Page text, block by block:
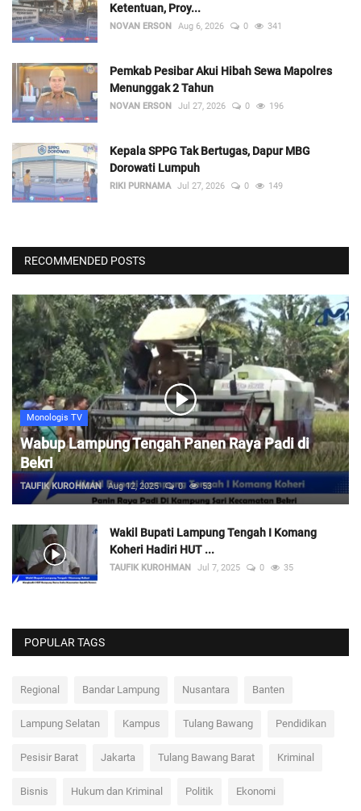
Ketentuan, Proy...
NOVAN ERSON Aug 6, 2026 0 341
Pemkab Pesibar Akui Hibah Sewa Mapolres
Menunggak 2 Tahun
NOVAN ERSON Jul 27, 2026 0 196
Kepala SPPG Tak Bertugas, Dapur MBG
Dorowati Lumpuh
RIKI PURNAMA Jul 27, 2026 0 149
RECOMMENDED POSTS
Monologis TV
Wabup Lampung Tengah Panen Raya Padi di
Bekri
TAUFIK KUROHMAN Aug 12, 2025 0 53
Wakil Bupati Lampung Tengah I Komang
Koheri Hadiri HUT ...
TAUFIK KUROHMAN Jul 7, 2025 0 35
POPULAR TAGS
Regional Bandar Lampung Nusantara Banten
Lampung Selatan Kampus Tulang Bawang Pendidikan
Pesisir Barat Jakarta Tulang Bawang Barat Kriminal
Bisnis Hukum dan Kriminal Politik Ekonomi